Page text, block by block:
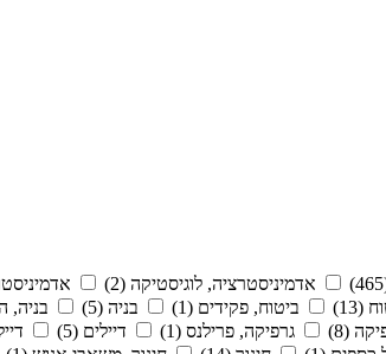
אדמיניסטרציה, לוגיסטיקה (2)
(13) ביטוח, פקידים (1) בניה (5) בניה,
(8) גרפיקה, פרילנס (1) דיילים (5)